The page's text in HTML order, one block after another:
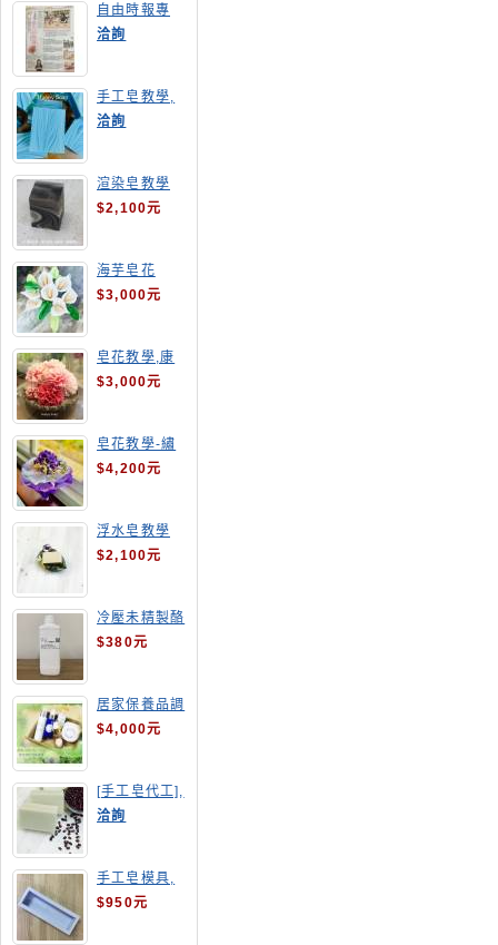
自由時報專
訪,手工皂達
人陳德昇老師
洽詢
手工皂教學,
手工皂當月課
程,渲染皂
洽詢
渲染皂教學
$2,100元
海芋皂花
$3,000元
皂花教學,康
乃馨
$3,000元
皂花教學-繡
球花皂花束
$4,200元
浮水皂教學
$2,100元
冷壓未精製酪
梨油
$380元
居家保養品調
配班
$4,000元
[手工皂代工],
酒粕皂
洽詢
手工皂模具,
長方形吐司模
$950元